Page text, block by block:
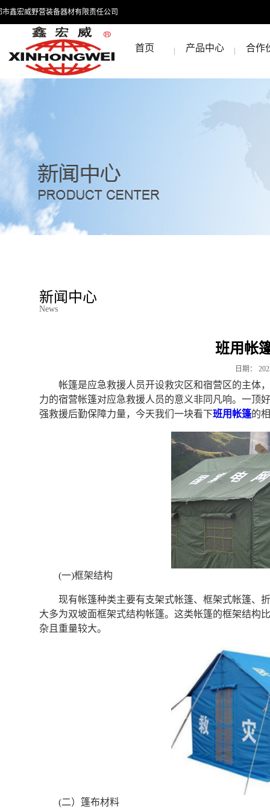
市鑫宏威野营装备器材有限责任公司
首页 产品中心 合作
新闻中心
News
班用帐
日期：
帐篷是应急救援人员开设救灾区和宿营区的主体
力的宿营帐篷对应急救援人员的意义非同凡响。一顶
强救援后勤保障力量，今天我们一块看下班用帐篷的
(一)框架结构
现有帐篷种类主要有支架式帐篷、框架式帐篷、
大多为双坡面框架式结构帐篷。这类帐篷的框架结构
杂且重量较大。
(二）篷布材料